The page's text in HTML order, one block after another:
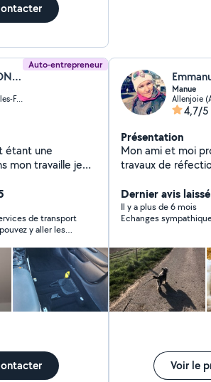
Auto-entrepreneur
Brandon Heyer (BRANDON HEYER)
Châtenois-les-Forges (Châtenois-les-Forges)
étant une
mon travaille je
de voiture, de l
de
chercher des
dans la limite
de transport
vous respecté rien
et très
referai appel à lui
Manue
Allenjoie
4,7/5
Présentation
Mon ami et moi
travaux de
extérieurs,tonte
à la personne
dans notre
Dernier avis
Il y a plus de 6 mois
Echanges
Voir le